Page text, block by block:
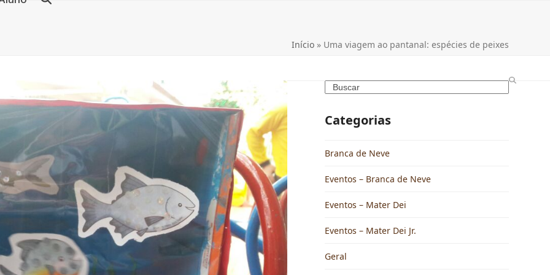
Início» Uma viagem ao pantanal: espécies de peixes
Categorias
Branca de Neve
Eventos – Branca de Neve
Eventos – Mater Dei
Eventos – Mater Dei Jr.
Geral